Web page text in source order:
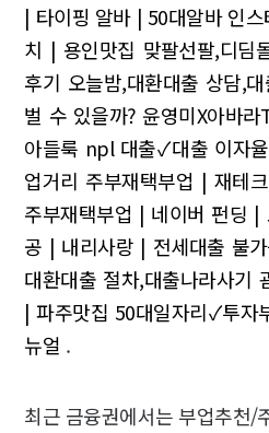
| 타이핑 알바 | 50대알바 인
치 | 용인맛집 맞팔선팔,디딤
후기 오늘밤,대환대출 상담,
벌 수 있을까? 윤영미X아바라
아들룩 npl 대출✓대출 이자
업거리 주부재택부업 | 재테
주부재택부업 | 네이버 펀딩 |
공 | 내리사랑 | 전세대출 불
대환대출 절차,대출나라사기
| 파주맛집 50대일자리✓투자
뉴얼 .
최근 금융권에서는 부업추천/